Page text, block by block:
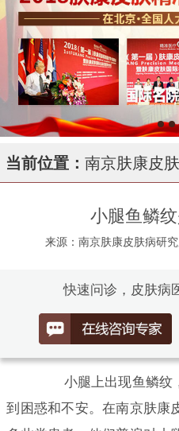
当前位置： 南京肤康皮
小腿鱼鳞
来源：南京肤康皮肤病研
快速问诊，皮肤病
小腿上出现鱼鳞纹，
到困惑和不安。在南京肤康